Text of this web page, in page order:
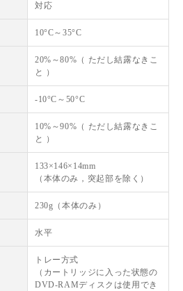
対応
10°C～35°C
20%～80%（ ただし結露なきこ
と ）
-10°C～50°C
10%～90%（ ただし結露なきこ
と ）
133×146×14mm
（本体のみ，突起部を除く）
230g（本体のみ）
水平
トレー方式
（カートリッジに入った状態の
DVD-RAMディスクは使用でき